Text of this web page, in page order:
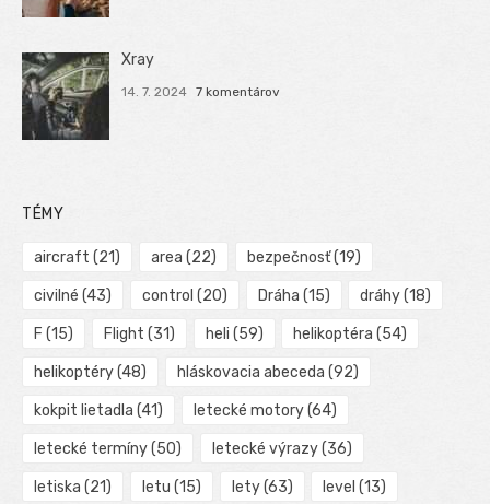
Xray
14. 7. 2024 7 komentárov
TÉMY
aircraft (21) area (22) bezpečnosť(19)
civilné (43) control (20) Dráha (15) dráhy(18)
F (15) Flight (31) heli (59) helikoptéra (54)
helikoptéry(48) hláskovacia abeceda (92)
kokpit lietadla (41) letecké motory(64)
letecké termíny(50) letecké výrazy(36)
letiska (21) letu (15) lety(63) level (13)